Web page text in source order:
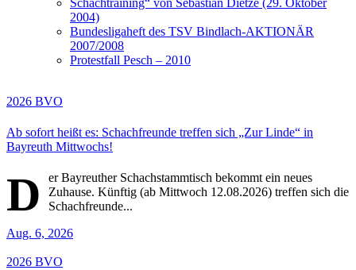
2004)
Bundesligaheft des TSV Bindlach-AKTIONÄR
2007/2008
Protestfall Pesch – 2010
2026 BVO
Ab sofort heißt es: Schachfreunde treffen sich „Zur Linde“ in
Bayreuth Mittwochs!
D
er Bayreuther Schachstammtisch bekommt ein neues
Zuhause. Künftig (ab Mittwoch 12.08.2026) treffen sich die
Schachfreunde...
Aug. 6, 2026
2026 BVO